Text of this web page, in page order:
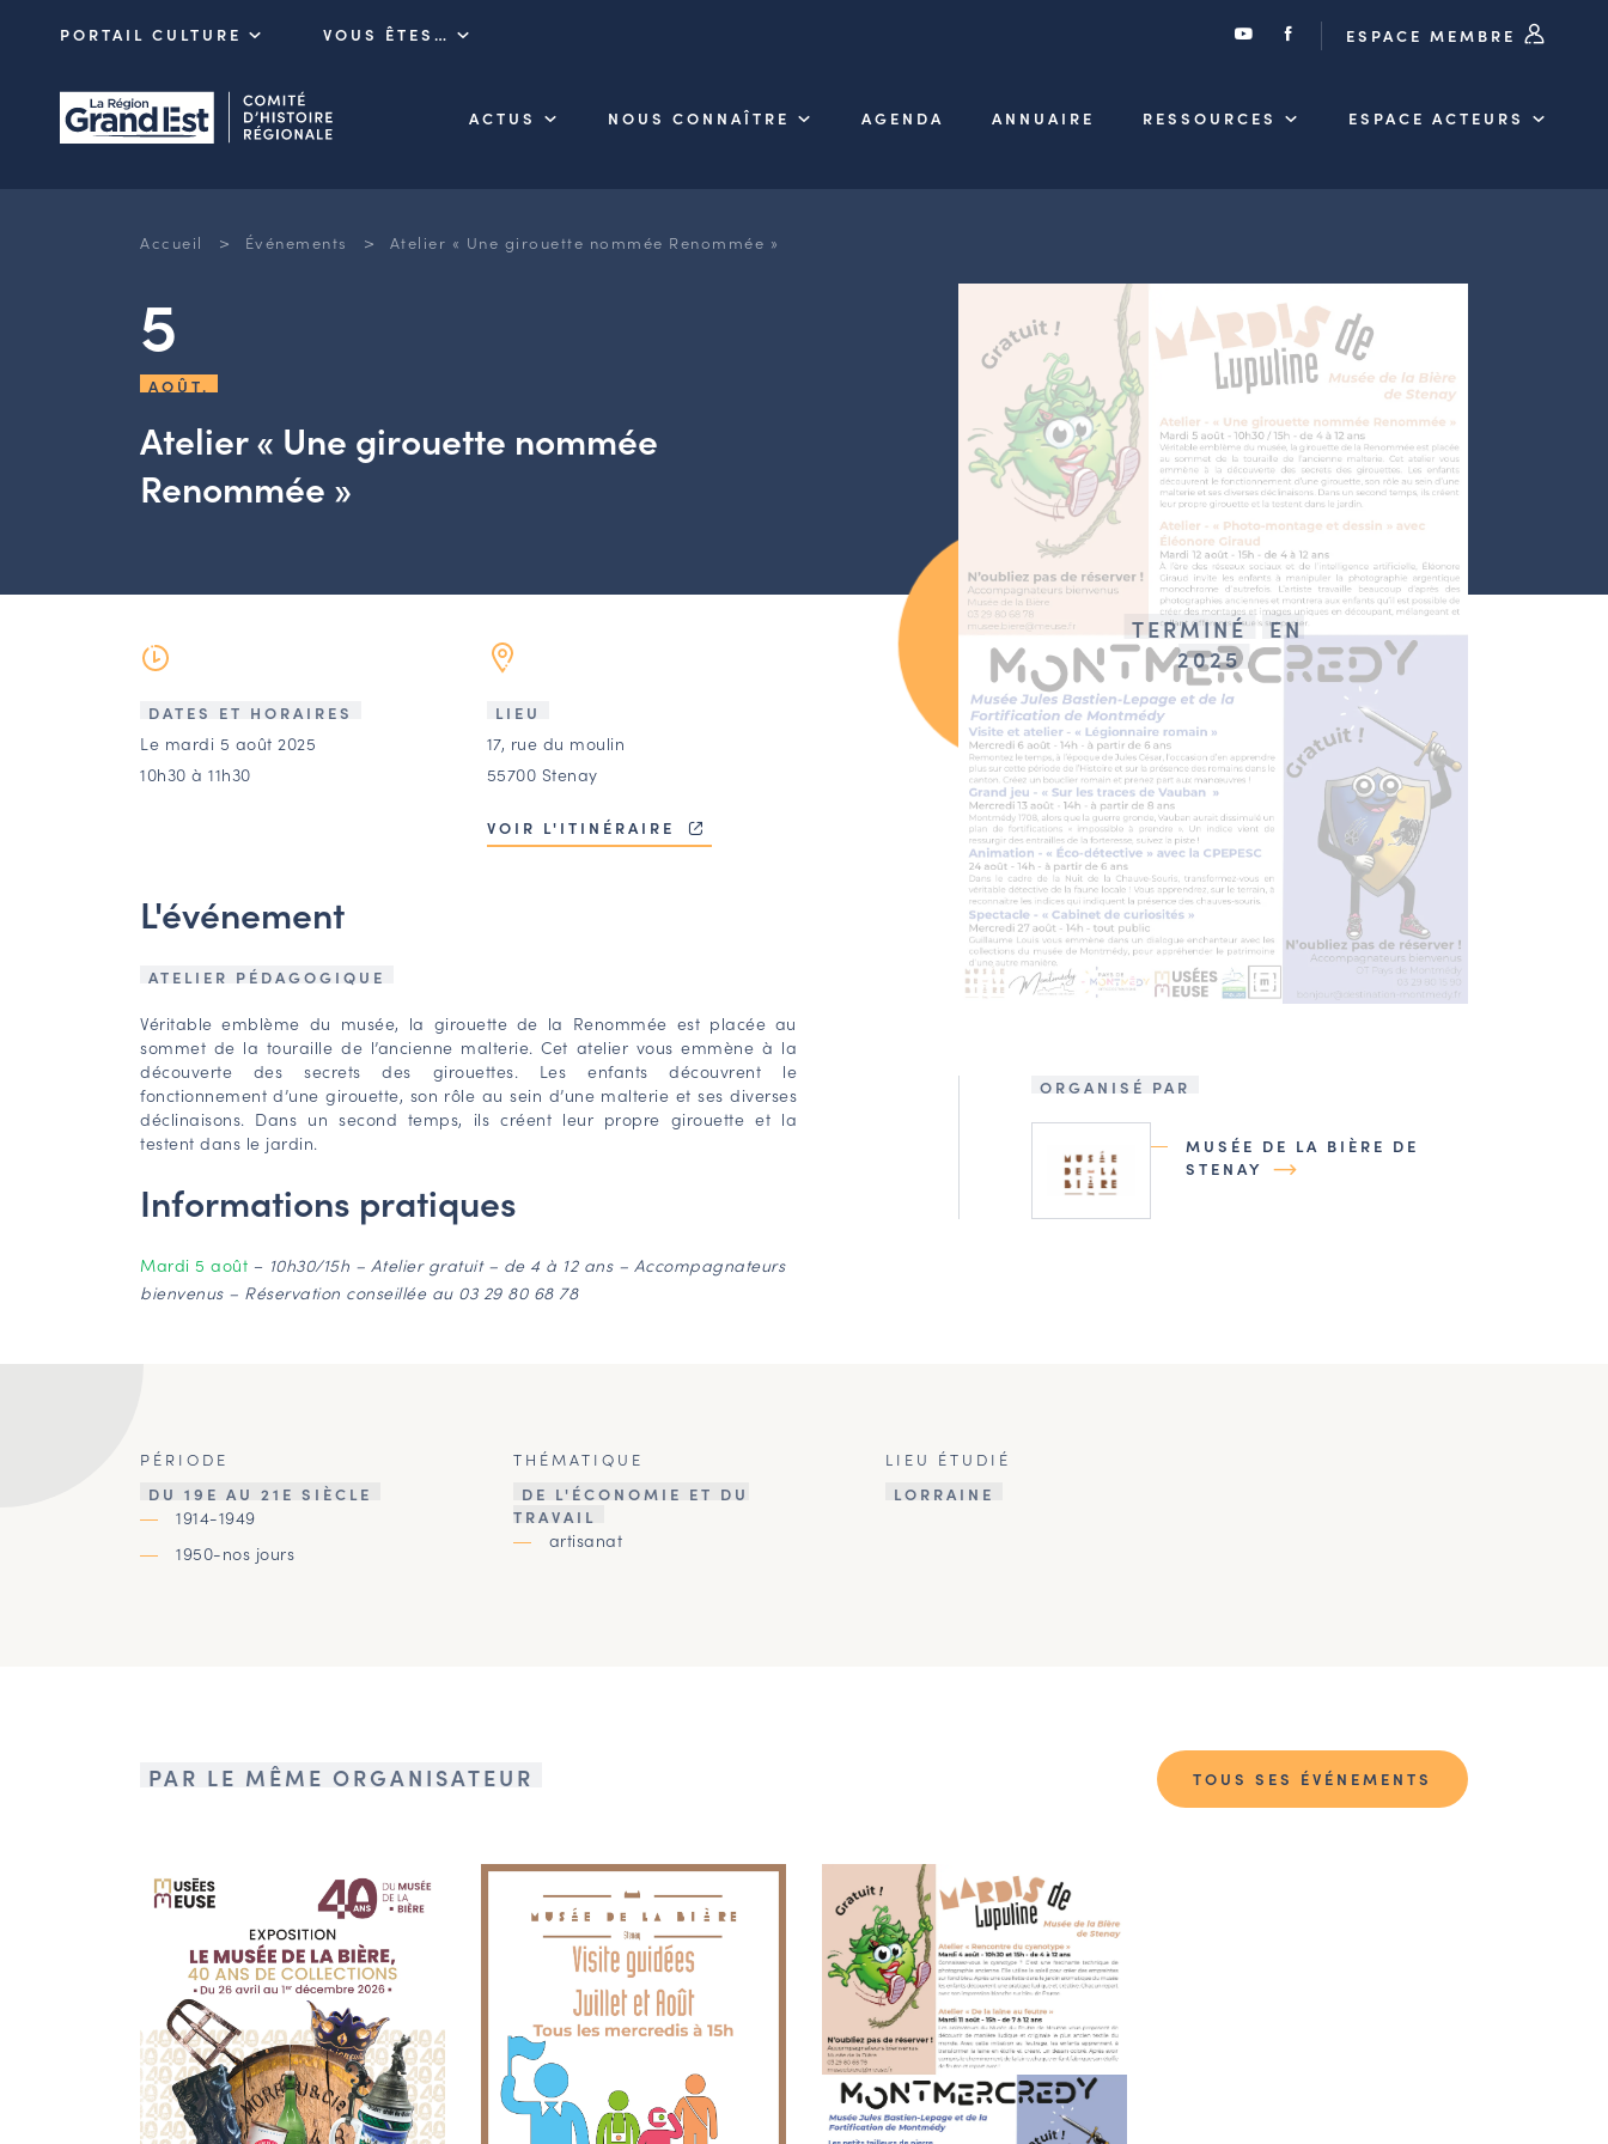
PORTAIL CULTURE VOUS ÊTES… ESPACE MEMBRE
ACTUS NOUS CONNAÎTRE AGENDA ANNUAIRE RESSOURCES ESPACE ACTEURS
Accueil > Événements > Atelier « Une girouette nommée Renommée »
5
AOÛT.
Atelier « Une girouette nommée
Renommée »
DATES ET HORAIRES
Le mardi 5 août 2025
10h30 à 11h30
LIEU
17, rue du moulin
55700 Stenay
VOIR L'ITINÉRAIRE
L'événement
ATELIER PÉDAGOGIQUE
Véritable emblème du musée, la girouette de la Renommée est placée au
sommet de la touraille de l’ancienne malterie. Cet atelier vous emmène à la
découverte des secrets des girouettes. Les enfants découvrent le
fonctionnement d’une girouette, son rôle au sein d’une malterie et ses diverses
déclinaisons. Dans un second temps, ils créent leur propre girouette et la
testent dans le jardin.
Informations pratiques
Mardi 5 août – 10h30/15h – Atelier gratuit – de 4 à 12 ans – Accompagnateurs
bienvenus – Réservation conseillée au 03 29 80 68 78
TERMINÉ
EN
2025
ORGANISÉ PAR
MUSÉE DE LA BIÈRE DE
STENAY
PÉRIODE
DU 19E AU 21E SIÈCLE
1914-1949
1950-nos jours
THÉMATIQUE
DE L'ÉCONOMIE ET DU
TRAVAIL
artisanat
LIEU ÉTUDIÉ
LORRAINE
PAR LE MÊME ORGANISATEUR TOUS SES ÉVÉNEMENTS